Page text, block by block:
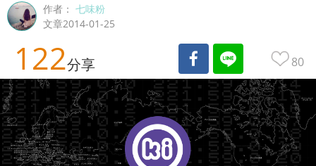
作者：七味粉
文章2014-01-25
122分享 80